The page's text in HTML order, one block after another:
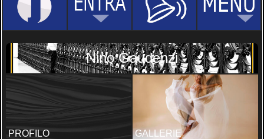
Nino Gaudenzi
PROFILO GALLERIE